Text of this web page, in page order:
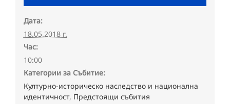
Дата:
18.05.2018 г.
Час:
10:00
Категории за Събитие:
Културно-историческо наследство и национална
идентичност, Предстоящи събития